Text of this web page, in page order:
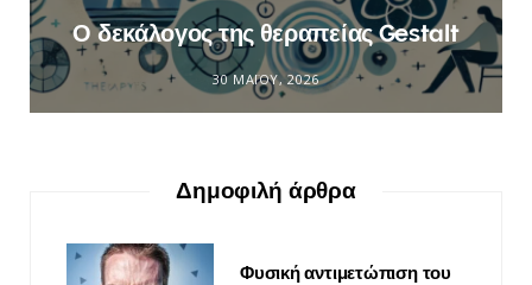
Ο δεκάλογος της θεραπείας Gestalt
30 ΜΑΪ́ΟΥ, 2026
Δημοφιλή άρθρα
Φυσική αντιμετώπιση του